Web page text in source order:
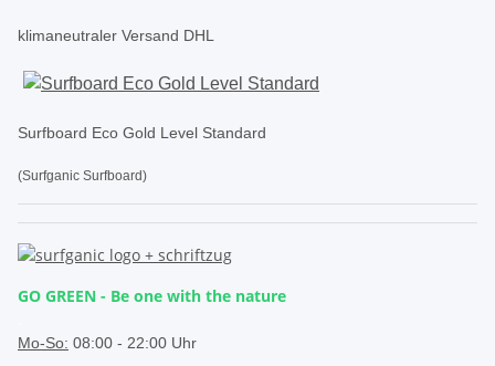
klimaneutraler Versand DHL
Surfboard Eco Gold Level Standard
(Surfganic Surfboard)
GO GREEN - Be one with the nature
Mo-So: 08:00 - 22:00 Uhr